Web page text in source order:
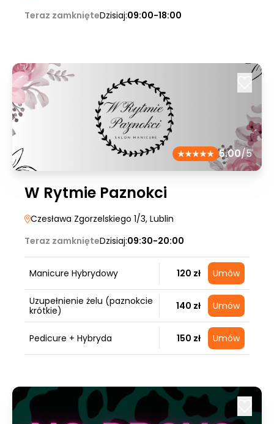
Teraz zamknięteDzisiaj:09:00-18:00
5.00/5
W Rytmie Paznokci
Czesława Zgorzelskiego 1/3, Lublin
Teraz zamknięteDzisiaj:09:30-20:00
Manicure Hybrydowy 120 zł Umów
Uzupełnienie żelu (paznokcie
krótkie)
140 zł Umów
Pedicure + Hybryda 150 zł Umów